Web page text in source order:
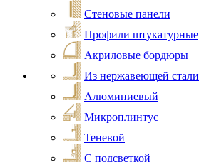
Стеновые панели
Профили штукатурные
Акриловые бордюры
Из нержавеющей стали
Алюминиевый
Микроплинтус
Теневой
С подсветкой